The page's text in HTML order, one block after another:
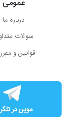
عمومی
درباره ما
سوالات
قوانین و